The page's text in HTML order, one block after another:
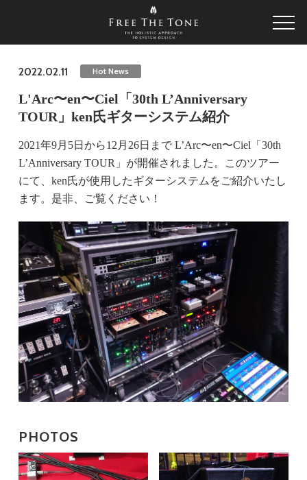
2022.02.11 Hot News
L'Arc〜en〜Ciel「30th L’Anniversary
TOUR」ken氏ギターシステム紹介
2021年9月5日から12月26日まで L’Arc〜en〜Ciel「30th
L’Anniversary TOUR」が開催されました。このツアー
にて、ken氏が使用したギターシステムをご紹介いたし
ます。是非、ご覧ください！
PHOTOS